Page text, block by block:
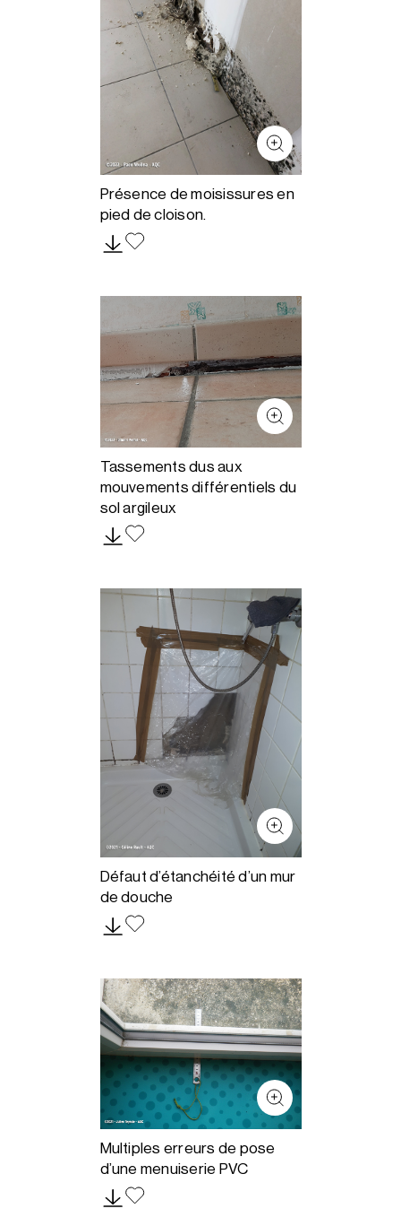
Présence de moisissures en
pied de cloison.
Tassements dus aux
mouvements différentiels du
sol argileux
Défaut d’étanchéité d’un mur
de douche
Multiples erreurs de pose
d’une menuiserie PVC